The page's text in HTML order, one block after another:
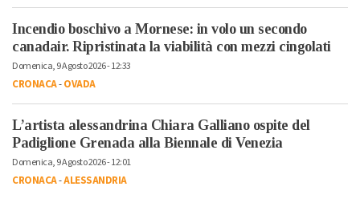
Incendio boschivo a Mornese: in volo un secondo
canadair. Ripristinata la viabilità con mezzi cingolati
Domenica, 9 Agosto 2026 - 12:33
CRONACA-OVADA
L’artista alessandrina Chiara Galliano ospite del
Padiglione Grenada alla Biennale di Venezia
Domenica, 9 Agosto 2026 - 12:01
CRONACA-ALESSANDRIA